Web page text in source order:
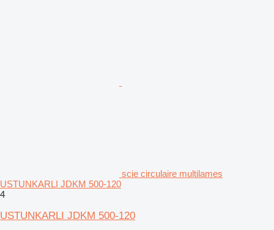
scie circulaire multilames
USTUNKARLI JDKM 500-120
4
USTUNKARLI JDKM 500-120